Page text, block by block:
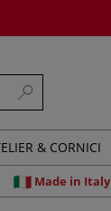
& CORNICI
Made in Italy